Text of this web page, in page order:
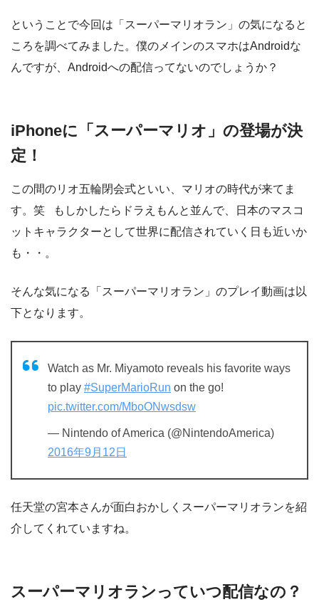
ということで今回は「スーパーマリオラン」の気になると
ころを調べてみました。僕のメインのスマホはAndroidな
んですが、Androidへの配信ってないのでしょうか？
iPhoneに「スーパーマリオ」の登場が決
定！
この間のリオ五輪閉会式といい、マリオの時代が来てま
す。笑 もしかしたらドラえもんと並んで、日本のマスコ
ットキャラクターとして世界に配信されていく日も近いか
も・・。
そんな気になる「スーパーマリオラン」のプレイ動画は以
下となります。
Watch as Mr. Miyamoto reveals his favorite ways
to play #SuperMarioRun on the go!
pic.twitter.com/MboONwsdsw
— Nintendo of America (@NintendoAmerica)
2016年9月12日
任天堂の宮本さんが面白おかしくスーパーマリオランを紹
介してくれていますね。
スーパーマリオランっていつ配信なの？